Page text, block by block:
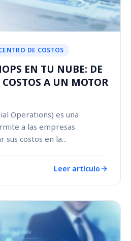
DE COSTOS
EN TU NUBE: DE
A UN MOTOR
Operations) es una
a las empresas
costos en la...
Leer artículo